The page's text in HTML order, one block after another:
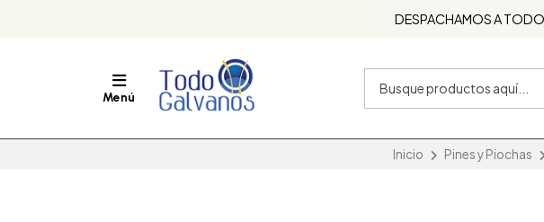
DESPACHAMOS A
Menú
Inicio Pines y Piochas